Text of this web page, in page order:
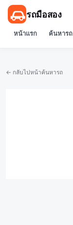
รถมือสอง
หน้าแรก ค้นหารถ
← กลับไปหน้าค้นหารถ